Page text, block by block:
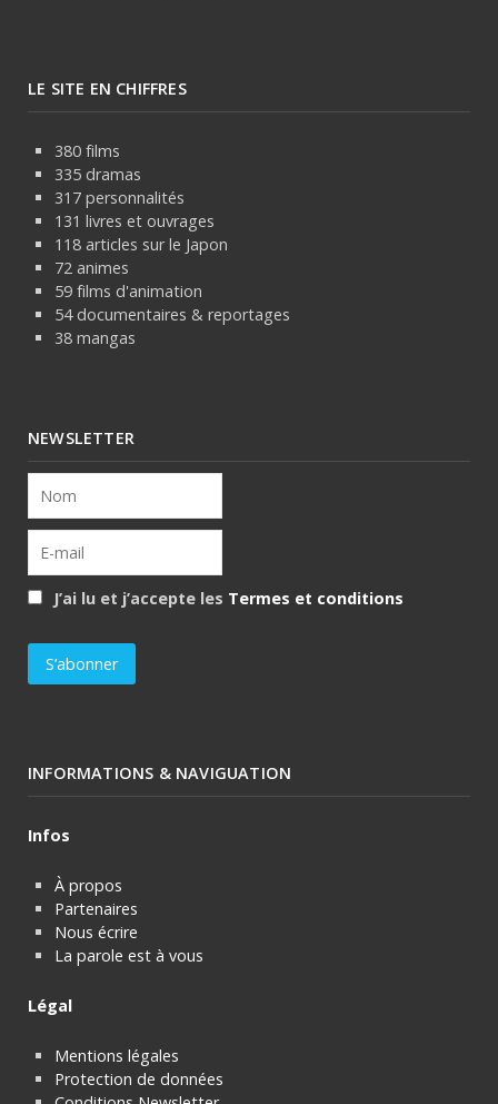
LE SITE EN CHIFFRES
380 films
335 dramas
317 personnalités
131 livres et ouvrages
118 articles sur le Japon
72 animes
59 films d'animation
54 documentaires & reportages
38 mangas
NEWSLETTER
J’ai lu et j’accepte les Termes et conditions
INFORMATIONS & NAVIGUATION
Infos
À propos
Partenaires
Nous écrire
La parole est à vous
Légal
Mentions légales
Protection de données